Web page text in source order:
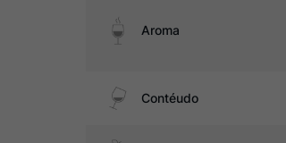
Aroma
Contéudo